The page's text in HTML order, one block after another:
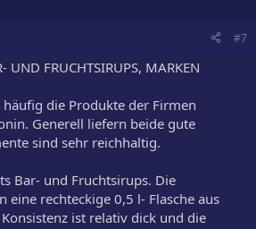
#7
UND FRUCHTSIRUPS, MARKEN
die Produkte der Firmen
Generell liefern beide gute
sind sehr reichhaltig.
Bar- und Fruchtsirups. Die
eine rechteckige 0,5 l- Flasche aus
ist relativ dick und die